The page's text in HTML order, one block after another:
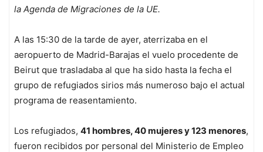
la Agenda de Migraciones de la UE.
A las 15:30 de la tarde de ayer, aterrizaba en el
aeropuerto de Madrid-Barajas el vuelo procedente de
Beirut que trasladaba al que ha sido hasta la fecha el
grupo de refugiados sirios más numeroso bajo el actual
programa de reasentamiento.
Los refugiados, 41 hombres, 40 mujeres y 123 menores,
fueron recibidos por personal del Ministerio de Empleo